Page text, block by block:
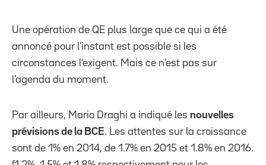
Une opération de QE plus large que ce qui a été
annoncé pour l’instant est possible si les
circonstances l’exigent. Mais ce n’est pas sur
l’agenda du moment.
Par ailleurs, Mario Draghi a indiqué les nouvelles
prévisions de la BCE. Les attentes sur la croissance
sont de 1% en 2014, de 1.7% en 2015 et 1.8% en 2016.